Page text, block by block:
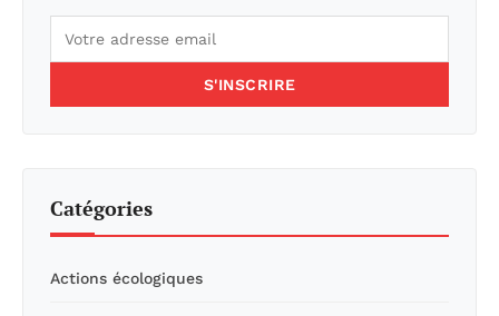
S'INSCRIRE
Catégories
Actions écologiques